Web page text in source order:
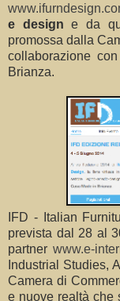
e designe da
promossa dalla
collaborazione
Brianza.
IFD - Italian
prevista dal 28 al
partnerwww.e-
Industrial Studies,
Camera di
e nuove realtà che